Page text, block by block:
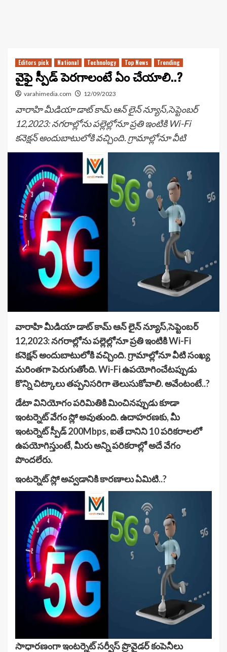
Editors pick National Technology Top News Trending
వైఫై స్పీడ్ పెరగాలంటే ఏం చేయాలి..?
varahimedia.com 12/09/2023
వారాహి మీడియా డాట్ కామ్ ఆన్ లైన్ న్యూస్,సెప్టెంబర్
12,2023: నగరాల్లోను పల్లెల్లోనూ ప్రతి ఇంటికి Wi-Fi
కనెక్షన్ అందుబాటులోకి వచ్చింది. గ్రామాల్లోనూ వీటి
వారాహి మీడియా డాట్ కామ్ ఆన్ లైన్ న్యూస్,సెప్టెంబర్
12,2023: నగరాల్లోను పల్లెల్లోనూ ప్రతి ఇంటికి Wi-Fi
కనెక్షన్ అందుబాటులోకి వచ్చింది. గ్రామాల్లోనూ వీటి సంఖ్య
మరింతగా పెరుగుతోంది. Wi-Fi ఉపయోగించేటప్పుడు
కొన్ని చిట్కాలు తప్పనిసరిగా తెలుసుకోవాలి. అవేంటంటే..?
డేటా వినియోగం పరిమితికి మించినప్పుడు కూడా
ఇంటర్నెట్ వేగం స్లో అవుతుంది. ఉదాహరణకు, మీ
ఇంటర్నెట్ స్పీడ్ 200Mbps, ఐతే దానిని 10 పరికరాలలో
ఉపయోగిస్తుంటే, మీరు అన్ని పరికరాల్లో అదే వేగం
పొందలేరు.
ఇంటర్నెట్ స్లో అవ్వడానికి కారణాలు ఏమిటి..?
సాధారణంగా ఇంటర్నెట్ సర్వీస్ ప్రొవైడర్ కంపెనీలు